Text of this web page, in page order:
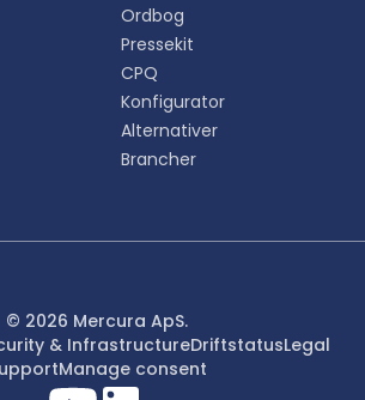
Ordbog
Pressekit
CPQ
Konfigurator
Alternativer
Brancher
© 2026 Mercura ApS.
& InfrastructureDriftstatusLegal
Manage consent